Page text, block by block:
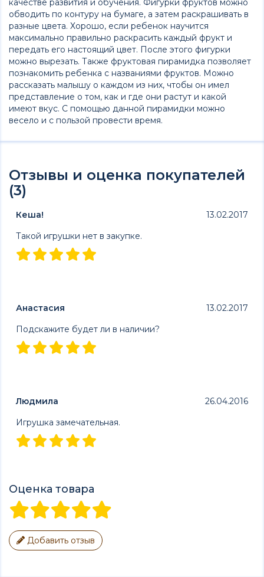
качестве развития и обучения. Фигурки фруктов можно
обводить по контуру на бумаге, а затем раскрашивать в
разные цвета. Хорошо, если ребенок научится
максимально правильно раскрасить каждый фрукт и
передать его настоящий цвет. После этого фигурки
можно вырезать. Также фруктовая пирамидка позволяет
познакомить ребенка с названиями фруктов. Можно
рассказать малышу о каждом из них, чтобы он имел
представление о том, как и где они растут и какой
имеют вкус. С помощью данной пирамидки можно
весело и с пользой провести время.
Отзывы и оценка покупателей
(3)
Кеша!
13.02.2017
Такой игрушки нет в закупке.
Анастасия
13.02.2017
Подскажите будет ли в наличии?
Людмила
26.04.2016
Игрушка замечательная.
Оценка товара
Добавить отзыв